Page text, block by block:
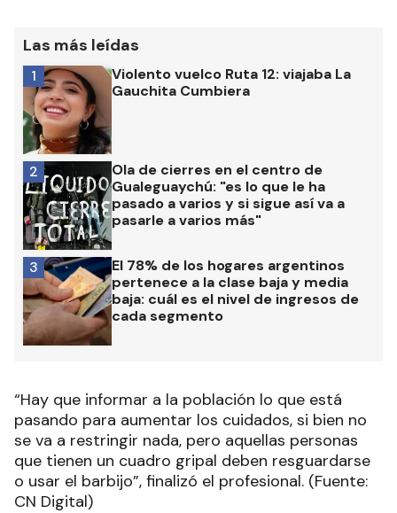
Las más leídas
Violento vuelco Ruta 12: viajaba La
Gauchita Cumbiera
1
Ola de cierres en el centro de
Gualeguaychú: "es lo que le ha
pasado a varios y si sigue así va a
pasarle a varios más"
2
El 78% de los hogares argentinos
pertenece a la clase baja y media
baja: cuál es el nivel de ingresos de
cada segmento
3
“Hay que informar a la población lo que está
pasando para aumentar los cuidados, si bien no
se va a restringir nada, pero aquellas personas
que tienen un cuadro gripal deben resguardarse
o usar el barbijo”, finalizó el profesional. (Fuente:
CN Digital)